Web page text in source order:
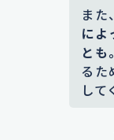
また
によ
とも。
るた
して